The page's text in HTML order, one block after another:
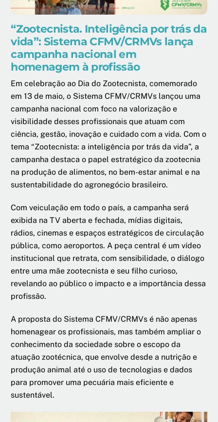
“Zootecnista. Inteligência por trás da
vida”: Sistema CFMV/CRMVs lança
campanha nacional em
homenagem à profissão
Em celebração ao Dia do Zootecnista, comemorado
em 13 de maio, o Sistema CFMV/CRMVs lançou uma
campanha nacional com foco na valorização e
visibilidade desses profissionais que atuam com
ciência, gestão, inovação e cuidado com a vida. Com o
tema “Zootecnista: a inteligência por trás da vida”, a
campanha destaca o papel estratégico da zootecnia
na produção de alimentos, no bem-estar animal e na
sustentabilidade do agronegócio brasileiro.
Com veiculação em todo o país, a campanha será
exibida na TV aberta e fechada, mídias digitais,
rádios, cinemas e espaços estratégicos de circulação
pública, como aeroportos. A peça central é um vídeo
institucional que retrata, com sensibilidade, o diálogo
entre uma mãe zootecnista e seu filho curioso,
revelando ao público o impacto e a importância dessa
profissão.
A proposta do Sistema CFMV/CRMVs é não apenas
homenagear os profissionais, mas também ampliar o
conhecimento da sociedade sobre o escopo da
atuação zootécnica, que envolve desde a nutrição e
produção animal até o uso de tecnologias e dados
para promover uma pecuária mais eficiente e
sustentável.